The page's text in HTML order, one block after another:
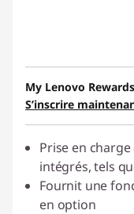
My Lenovo Rewards
S’inscrire
Prise en
intégrés, tels
Fournit une
en option